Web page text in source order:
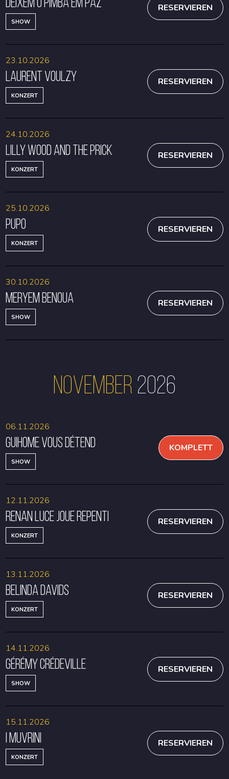
SHOW
RESERVIEREN
Laurent Voulzy
KONZERT
23.10.2026
RESERVIEREN
Lilly Wood and The Prick
KONZERT
24.10.2026
RESERVIEREN
Pupo
KONZERT
25.10.2026
RESERVIEREN
Meryem Benoua
SHOW
30.10.2026
RESERVIEREN
November 2026
Guihome Vous Détend
SHOW
06.11.2026
KOMPLETT
Renan Luce joue repenti
KONZERT
12.11.2026
RESERVIEREN
Belinda Davids
KONZERT
13.11.2026
RESERVIEREN
Gérémy Crédeville
SHOW
14.11.2026
RESERVIEREN
I Muvrini
KONZERT
15.11.2026
RESERVIEREN